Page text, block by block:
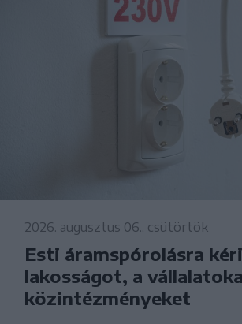
2026. augusztus 06., csütörtök
Esti áramspórolásra
lakosságot, a
közintézményeket